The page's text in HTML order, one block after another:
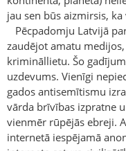
jau sen būs aizmirsis,
Pēcpadomju Latvijā
zaudējot amatu
krimināllietu. Šo
uzdevums. Vienīgi
gados antisemītismu
vārda brīvības izpratne
vienmēr rūpējās ebreji.
internetā iespējamā